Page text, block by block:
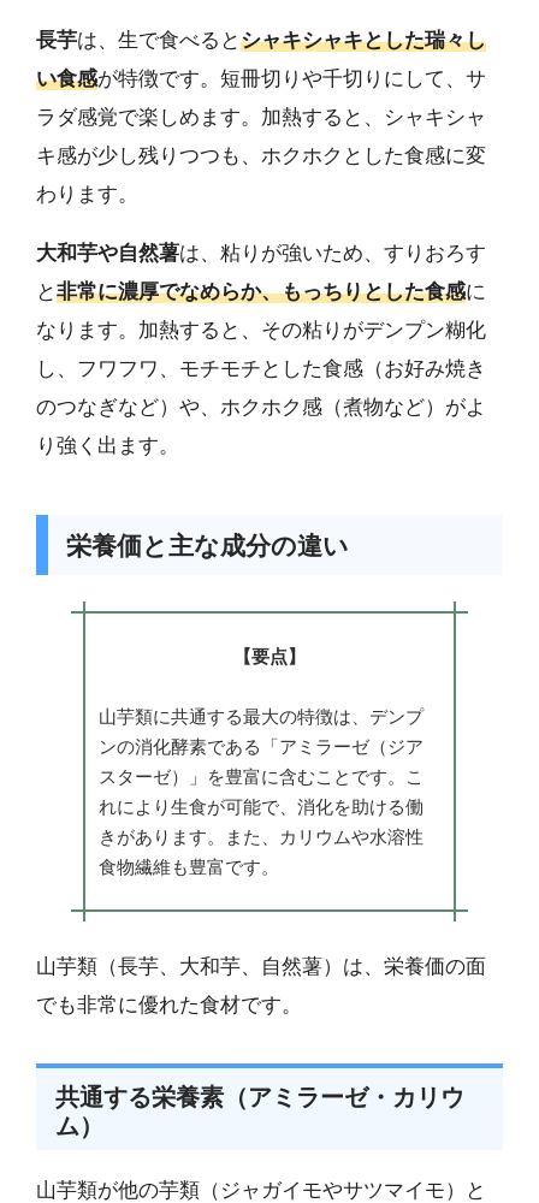
長芋は、生で食べるとシャキシャキとした瑞々し
い食感が特徴です。短冊切りや千切りにして、サ
ラダ感覚で楽しめます。加熱すると、シャキシャ
キ感が少し残りつつも、ホクホクとした食感に変
わります。
大和芋や自然薯は、粘りが強いため、すりおろす
と非常に濃厚でなめらか、もっちりとした食感に
なります。加熱すると、その粘りがデンプン糊化
し、フワフワ、モチモチとした食感（お好み焼き
のつなぎなど）や、ホクホク感（煮物など）がよ
り強く出ます。
栄養価と主な成分の違い
【要点】
山芋類に共通する最大の特徴は、デンプ
ンの消化酵素である「アミラーゼ（ジア
スターゼ）」を豊富に含むことです。こ
れにより生食が可能で、消化を助ける働
きがあります。また、カリウムや水溶性
食物繊維も豊富です。
山芋類（長芋、大和芋、自然薯）は、栄養価の面
でも非常に優れた食材です。
共通する栄養素（アミラーゼ・カリウ
ム）
山芋類が他の芋類（ジャガイモやサツマイモ）と